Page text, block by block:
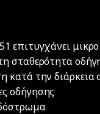
επιτυγχάνει
σταθερότητα
κατά την διάρκεια
οδήγησης